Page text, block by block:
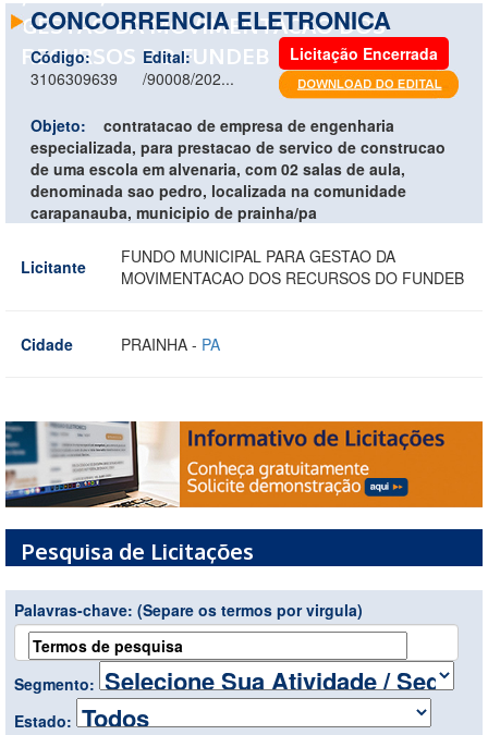
GESTAO DA MOVIMENTACAO DOS
RECURSOS DO FUNDEB
CONCORRENCIA ELETRONICA
Código:
3106309639
Edital:
/90008/202...
Licitação Encerrada
Objeto:
contratacao de empresa de engenharia
especializada, para prestacao de servico de construcao
de uma escola em alvenaria, com 02 salas de aula,
denominada sao pedro, localizada na comunidade
carapanauba, municipio de prainha/pa
Licitante
FUNDO MUNICIPAL PARA GESTAO DA
MOVIMENTACAO DOS RECURSOS DO FUNDEB
Cidade PRAINHA - PA
Pesquisa de Licitações
Palavras-chave: (Separe os termos por virgula)
Segmento:
Estado: